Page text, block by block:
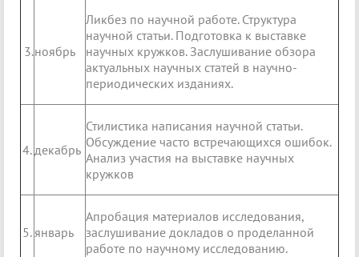
3.ноябрь
Ликбез по научной работе. Структура
научной статьи. Подготовка к выставке
научных кружков. Заслушивание обзора
актуальных научных статей в научно-
периодических изданиях.
4.декабрь
Стилистика написания научной статьи.
Обсуждение часто встречающихся ошибок.
Анализ участия на выставке научных
кружков
5.январь
Апробация материалов исследования,
заслушивание докладов о проделанной
работе по научному исследованию.